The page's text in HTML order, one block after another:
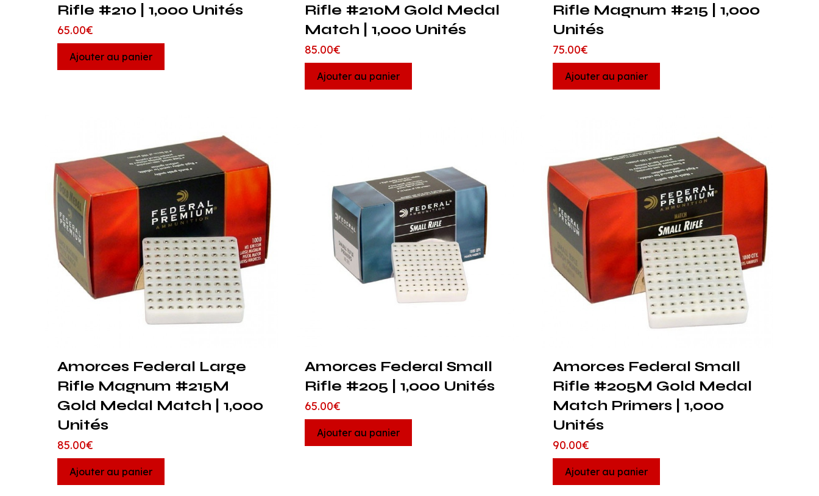
Rifle #210 | 1,000 Unités
65.00€
Ajouter au panier
Rifle #210M Gold Medal
Match | 1,000 Unités
85.00€
Ajouter au panier
Rifle Magnum #215 | 1,000
Unités
75.00€
Ajouter au panier
Amorces Federal Large
Rifle Magnum #215M
Gold Medal Match | 1,000
Unités
85.00€
Ajouter au panier
Amorces Federal Small
Rifle #205 | 1,000 Unités
65.00€
Ajouter au panier
Amorces Federal Small
Rifle #205M Gold Medal
Match Primers | 1,000
Unités
90.00€
Ajouter au panier